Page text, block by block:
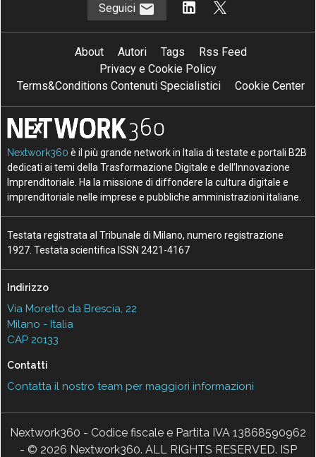
Seguici
About Autori Tags
Rss Feed
Privacy e Cookie Policy
Terms&Conditions Contenuti Specialistici
Cookie Center
Nextwork360 è il più grande network in Italia di testate e portali B2B
dedicati ai temi della Trasformazione Digitale e dell’Innovazione
Imprenditoriale. Ha la missione di diffondere la cultura digitale e
imprenditoriale nelle imprese e pubbliche amministrazioni italiane.
Testata registrata al Tribunale di Milano, numero registrazione
1927. Testata scientifica ISSN 2421-4167
Indirizzo
Via Moretto da Brescia, 22
Milano - Italia
CAP 20133
Contatti
Contatta il nostro team per maggiori informazioni
Nextwork360 - Codice fiscale e Partita IVA 13868590962
- © 2026 Nextwork360. ALL RIGHTS RESERVED. ISP